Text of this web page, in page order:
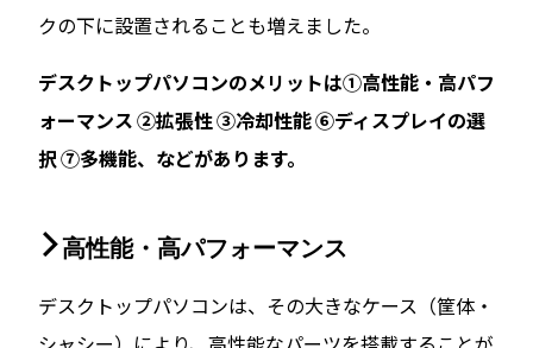
クの下に設置されることも増えました。
デスクトップパソコンのメリットは①高性能・高パフ
ォーマンス ②拡張性 ③冷却性能 ⑥ディスプレイの選
択 ⑦多機能、などがあります。
高性能・高パフォーマンス
デスクトップパソコンは、その大きなケース（筐体・